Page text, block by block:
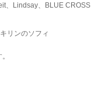
、Lindsay、BLUE CROSS
リンのソフィ